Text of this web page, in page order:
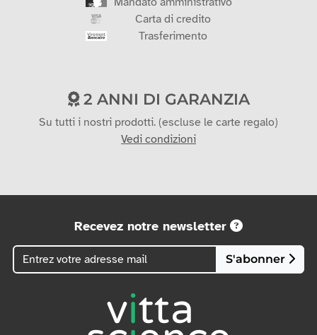
Carta di credito
Trasferimento
2 ANNI DI GARANZIA
Su tutti i nostri prodotti. (escluse le carte regalo)
Vedi condizioni
Recevez notre newsletter
S'abonner